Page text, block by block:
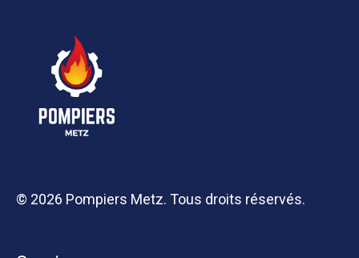
© 2026 Pompiers Metz. Tous droits réservés.